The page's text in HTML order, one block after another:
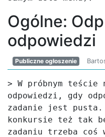
Ogólne:
odpowiedzi
Publiczne ogłoszenie
> W próbnym teście
odpowiedzi, gdy
zadanie jest pusta.
konkursie też tak
zadaniu trzeba coś